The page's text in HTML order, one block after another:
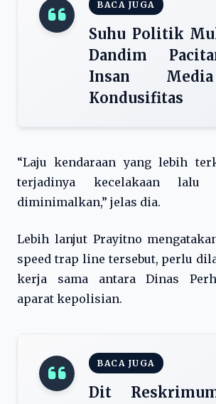
BACA JUGA
Suhu Politik
Dandim
Insan
Kondusifitas
“Laju kendaraan yang lebih
terjadinya kecelakaan lalu
diminimalkan,” jelas dia.
Lebih lanjut Prayitno
speed trap line tersebut, perlu
kerja sama antara Dinas
aparat kepolisian.
BACA JUGA
Dit